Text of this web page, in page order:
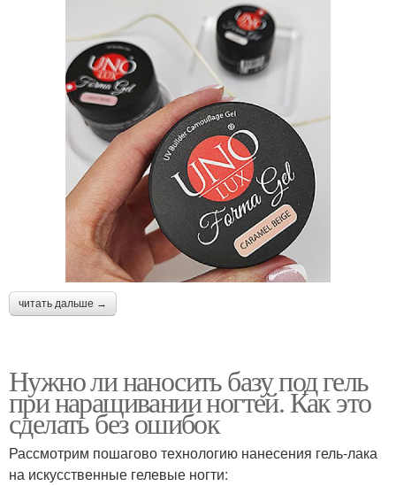
читать дальше →
Нужно ли наносить базу под гель
при наращивании ногтей. Как это
сделать без ошибок
Рассмотрим пошагово технологию нанесения гель-лака
на искусственные гелевые ногти: